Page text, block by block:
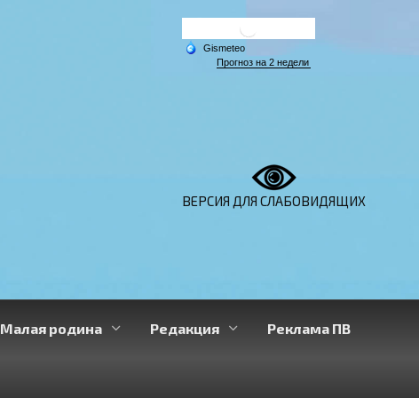
ВЕРСИЯ ДЛЯ СЛАБОВИДЯЩИХ
Малая родина Редакция Реклама ПВ